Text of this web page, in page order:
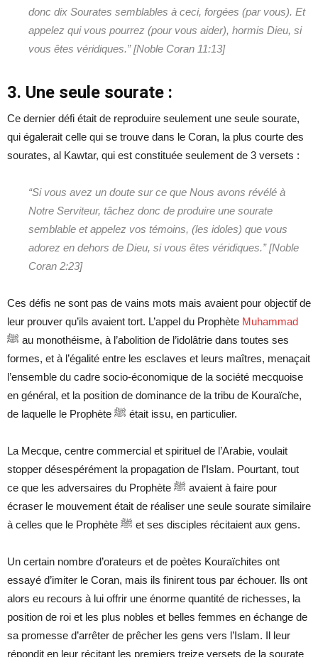
donc dix Sourates semblables à ceci, forgées (par vous). Et
appelez qui vous pourrez (pour vous aider), hormis Dieu, si
vous êtes véridiques.” [Noble Coran 11:13]
3. Une seule sourate :
Ce dernier défi était de reproduire seulement une seule sourate,
qui égalerait celle qui se trouve dans le Coran, la plus courte des
sourates, al Kawtar, qui est constituée seulement de 3 versets :
“Si vous avez un doute sur ce que Nous avons révélé à
Notre Serviteur, tâchez donc de produire une sourate
semblable et appelez vos témoins, (les idoles) que vous
adorez en dehors de Dieu, si vous êtes véridiques.”[Noble
Coran 2:23]
Ces défis ne sont pas de vains mots mais avaient pour objectif de
leur prouver qu’ils avaient tort. L’appel du Prophète Muhammad
ﷺ au monothéisme, à l’abolition de l’idolâtrie dans toutes ses
formes, et à l’égalité entre les esclaves et leurs maîtres, menaçait
l’ensemble du cadre socio-économique de la société mecquoise
en général, et la position de dominance de la tribu de Kouraïche,
de laquelle le Prophète ﷺ était issu, en particulier.
La Mecque, centre commercial et spirituel de l’Arabie, voulait
stopper désespérément la propagation de l’Islam. Pourtant, tout
ce que les adversaires du Prophète ﷺ avaient à faire pour
écraser le mouvement était de réaliser une seule sourate similaire
à celles que le Prophète
et ses disciples récitaient aux gens.
Un certain nombre d’orateurs et de poètes Kouraïchites ont
essayé d’imiter le Coran, mais ils finirent tous par échouer. Ils ont
alors eu recours à lui offrir une énorme quantité de richesses, la
position de roi et les plus nobles et belles femmes en échange de
sa promesse d’arrêter de prêcher les gens vers l’Islam. Il leur
répondit en leur récitant les premiers treize versets de la sourate